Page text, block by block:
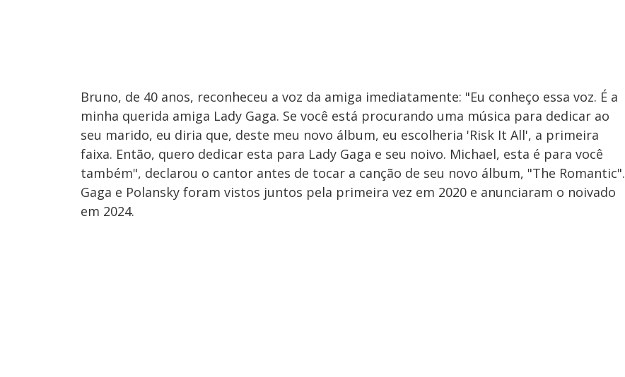
Bruno, de 40 anos, reconheceu a voz da amiga imediatamente: "Eu conheço essa voz. É a
minha querida amiga Lady Gaga. Se você está procurando uma música para dedicar ao
seu marido, eu diria que, deste meu novo álbum, eu escolheria 'Risk It All', a primeira
faixa. Então, quero dedicar esta para Lady Gaga e seu noivo. Michael, esta é para você
também", declarou o cantor antes de tocar a canção de seu novo álbum, "The Romantic".
Gaga e Polansky foram vistos juntos pela primeira vez em 2020 e anunciaram o noivado
em 2024.